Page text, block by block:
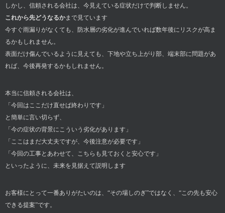
しかし、信頼される会社は、今見えている症状だけで判断しません。
これから先どうなるかまで見ています
今すぐ雨漏りがなくても、防水層の劣化が進んでいれば数年後にリスクが高ま
るかもしれません。
表面だけ傷んでいるように見えても、下地や立ち上がり部、端末部に問題があ
れば、今後再発するかもしれません。
本当に信頼される会社は、
「今回はここだけ直せば終わりです」
と簡単に言い切らず、
「今の症状の背景にこういう劣化があります」
「ここはまだ大丈夫ですが、今後注意が必要です」
「今回の工事とあわせて、こちらも見ておくと安心です」
といったように、未来を見据えて説明します
お客様にとって一番ありがたいのは、“その場しのぎ”ではなく、“この先も安心
できる提案”です。